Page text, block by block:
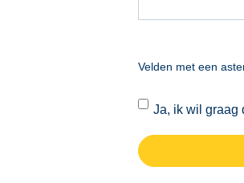
Velden met een
Ja, ik wil graag